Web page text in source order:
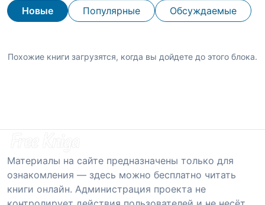
Новые Популярные Обсуждаемые
Похожие книги загрузятся, когда вы дойдете до этого блока.
Материалы на сайте предназначены только для
ознакомления — здесь можно бесплатно читать
книги онлайн. Администрация проекта не